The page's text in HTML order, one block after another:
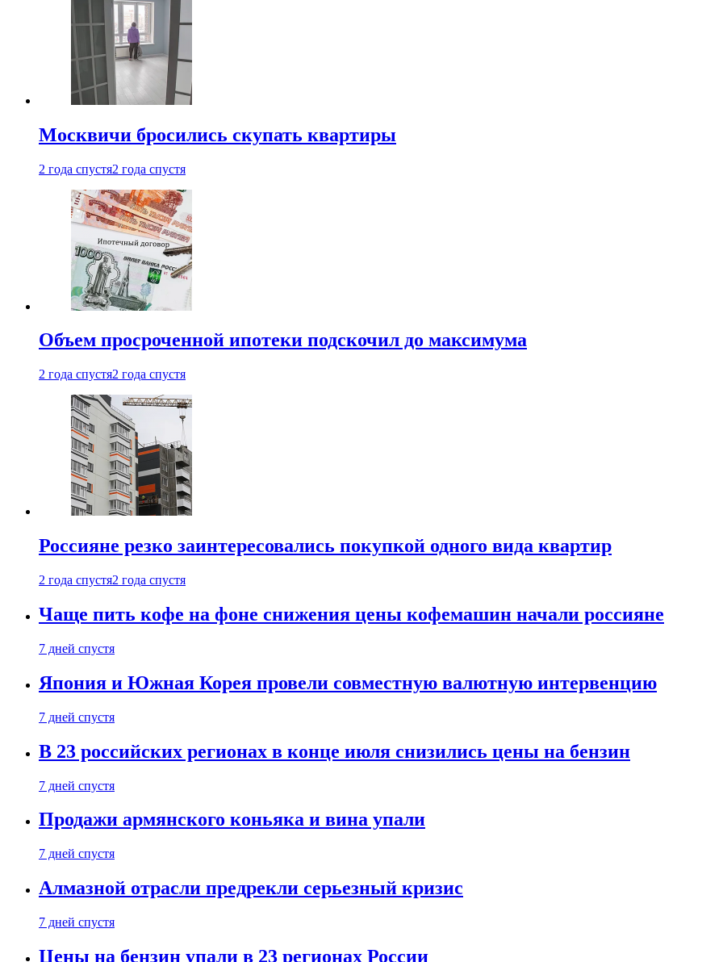
Москвичи бросились скупать квартиры
2 года спустя2 года спустя
Объем просроченной ипотеки подскочил до максимума
2 года спустя2 года спустя
Россияне резко заинтересовались покупкой одного вида квартир
2 года спустя2 года спустя
Чаще пить кофе на фоне снижения цены кофемашин начали россияне
7 дней спустя
Япония и Южная Корея провели совместную валютную интервенцию
7 дней спустя
В 23 российских регионах в конце июля снизились цены на бензин
7 дней спустя
Продажи армянского коньяка и вина упали
7 дней спустя
Алмазной отрасли предрекли серьезный кризис
7 дней спустя
Цены на бензин упали в 23 регионах России